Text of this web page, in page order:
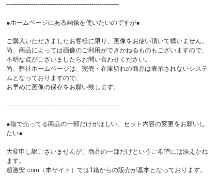
----------------------------------------------------------
●ホームページにある画像を使いたいのですが●
ご購入いただきましたお客様に限り、画像をお使い頂いて構いません。
尚、商品によっては画像のご利用ができかねるものもございますので、
不明な点がございましたらお問い合わせください。
尚、弊社ホームページは、完売・在庫切れの商品は表示されないシステ
ムとなっておりますので、
お早めに画像の保存をお願い致します。
----------------------------------------------------------
●箱で売ってる商品の一部だけがほしい、セット内容の変更をお願いし
たい●
大変申し訳ございませんが、商品の一部だけというご希望には添えかね
ます。
超激安.com（本サイト）では1箱からの販売が基本となっております。